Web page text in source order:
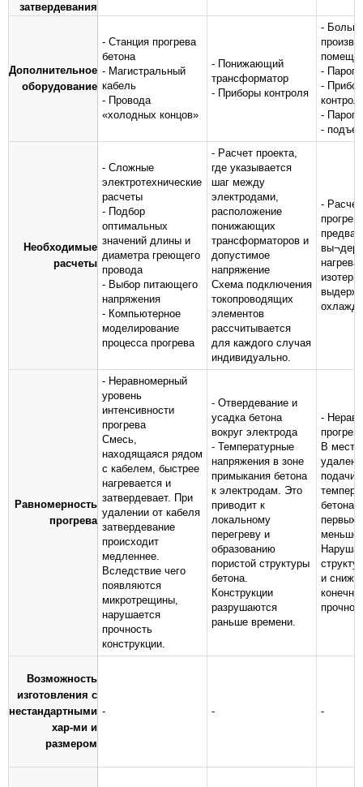
затвердевания
Дополнительное
оборудование
- Станция прогрева
бетона
- Магистральный
кабель
- Провода
«холодных концов»
- Понижающий
трансформатор
- Приборы контроля
-
-
-
-
-
Необходимые
расчеты
- Сложные
электротехнические
расчеты
- Подбор
оптимальных
значений длины и
диаметра греющего
провода
- Выбор питающего
напряжения
- Компьютерное
моделирование
процесса прогрева
- Расчет проекта,
где указывается
шаг между
электродами,
расположение
понижающих
трансформаторов и
допустимое
напряжение
Схема подключения
токопроводящих
элементов
рассчитывается
для каждого случая
индивидуально.
-
Равномерность
прогрева
- Неравномерный
уровень
интенсивности
прогрева
Смесь,
находящаяся рядом
с кабелем, быстрее
нагревается и
затвердевает. При
удалении от кабеля
затвердевание
происходит
медленнее.
Вследствие чего
появляются
микротрещины,
нарушается
прочность
конструкции.
- Отвердевание и
усадка бетона
вокруг электрода
- Температурные
напряжения в зоне
примыкания бетона
к электродам. Это
приводит к
локальному
перегреву и
образованию
пористой структуры
бетона.
Конструкции
разрушаются
раньше времени.
-
прогрев
В
подачи
бетона
первых
меньше.
и
Возможность
изготовления с
нестандартными
хар-ми и
размером
- - -